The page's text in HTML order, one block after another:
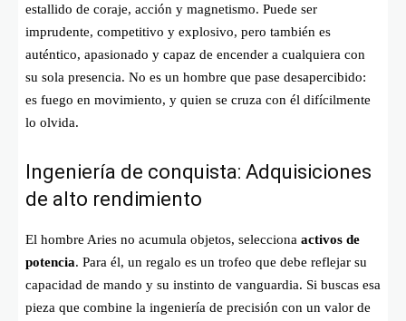
estallido de coraje, acción y magnetismo. Puede ser
imprudente, competitivo y explosivo, pero también es
auténtico, apasionado y capaz de encender a cualquiera con
su sola presencia. No es un hombre que pase desapercibido:
es fuego en movimiento, y quien se cruza con él difícilmente
lo olvida.
Ingeniería de conquista: Adquisiciones
de alto rendimiento
El hombre Aries no acumula objetos, selecciona activos de
potencia. Para él, un regalo es un trofeo que debe reflejar su
capacidad de mando y su instinto de vanguardia. Si buscas esa
pieza que combine la ingeniería de precisión con un valor de